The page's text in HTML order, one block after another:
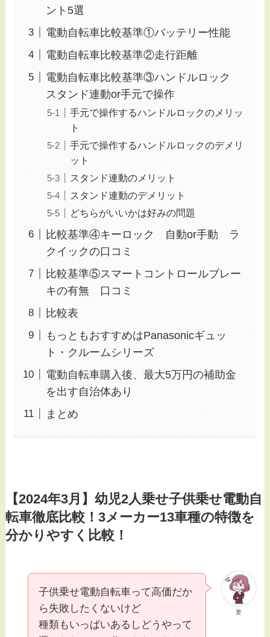
ント5選
電動自転車比較基準①バッテリー性能
電動自転車比較基準②走行距離
電動自転車比較基準③ハンドルロック
スタンド連動or手元で操作
手元で操作するハンドルロックのメリッ
ト
手元で操作するハンドルロックのデメリ
ット
スタンド連動のメリット
スタンド連動のデメリット
どちらがいいかは好みの問題
比較基準④キーロック 自動or手動 ラ
クイックの口コミ
比較基準⑤スマートコントロールブレー
キの有無 口コミ
比較表
もっともおすすめはPanasonicギュッ
ト・クルームシリーズ
電動自転車購入後、最大5万円の補助金
を出す自治体あり
まとめ
【2024年3月】幼児2人乗せ子供乗せ電動自
転車徹底比較！3メーカー13車種の特徴を
分かりやすく比較！
妻
子供乗せ電動自転車って高価だか
ら失敗したくないけど
種類もいっぱいあるしどうやって